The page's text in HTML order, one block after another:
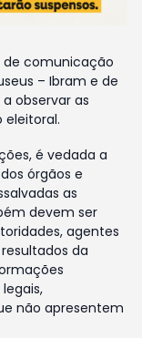
de comunicação
– Ibram e de
observar as
eleitoral.
é vedada a
órgãos e
as
devem ser
agentes
da
não apresentem